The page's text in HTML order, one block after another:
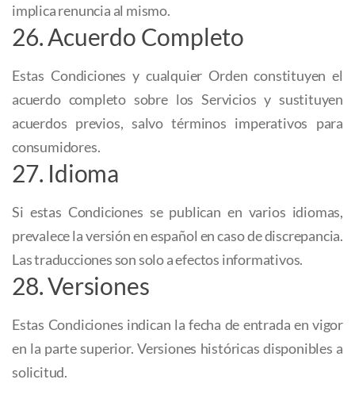
implica renuncia al mismo.
26. Acuerdo Completo
Estas Condiciones y cualquier Orden constituyen el
acuerdo completo sobre los Servicios y sustituyen
acuerdos previos, salvo términos imperativos para
consumidores.
27. Idioma
Si estas Condiciones se publican en varios idiomas,
prevalece la versión en español en caso de discrepancia.
Las traducciones son solo a efectos informativos.
28. Versiones
Estas Condiciones indican la fecha de entrada en vigor
en la parte superior. Versiones históricas disponibles a
solicitud.